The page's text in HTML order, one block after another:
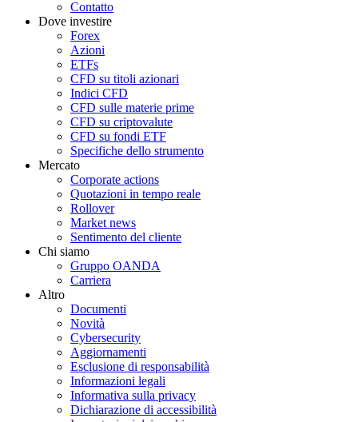
Contatto
Dove investire
Forex
Azioni
ETFs
CFD su titoli azionari
Indici CFD
CFD sulle materie prime
CFD su criptovalute
CFD su fondi ETF
Specifiche dello strumento
Mercato
Corporate actions
Quotazioni in tempo reale
Rollover
Market news
Sentimento del cliente
Chi siamo
Gruppo OANDA
Carriera
Altro
Documenti
Novità
Cybersecurity
Aggiornamenti
Esclusione di responsabilità
Informazioni legali
Informativa sulla privacy
Dichiarazione di accessibilità